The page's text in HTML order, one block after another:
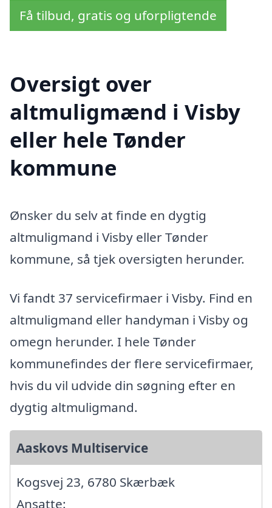
Få tilbud, gratis og uforpligtende
Oversigt over
altmuligmænd i Visby
eller hele Tønder
kommune
Ønsker du selv at finde en dygtig
altmuligmand i Visby eller Tønder
kommune, så tjek oversigten herunder.
Vi fandt 37 servicefirmaer i Visby. Find en
altmuligmand eller handyman i Visby og
omegn herunder. I hele Tønder
kommunefindes der flere servicefirmaer,
hvis du vil udvide din søgning efter en
dygtig altmuligmand.
Aaskovs Multiservice
Kogsvej 23, 6780 Skærbæk
Ansatte: